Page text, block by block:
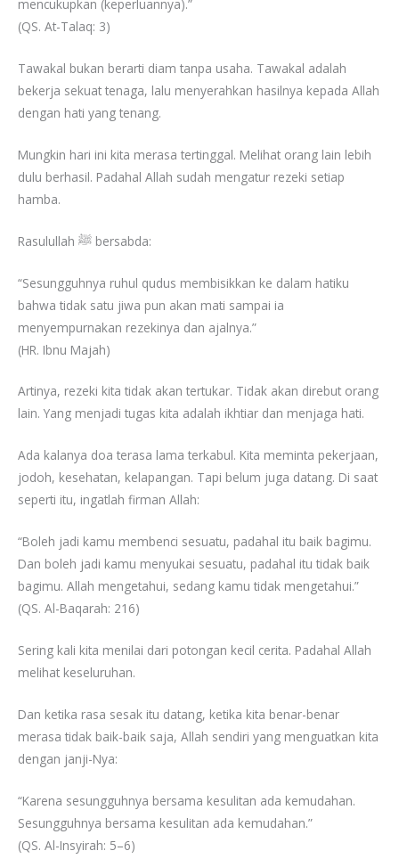
mencukupkan (keperluannya).”
(QS. At-Talaq: 3)
Tawakal bukan berarti diam tanpa usaha. Tawakal adalah
bekerja sekuat tenaga, lalu menyerahkan hasilnya kepada Allah
dengan hati yang tenang.
Mungkin hari ini kita merasa tertinggal. Melihat orang lain lebih
dulu berhasil. Padahal Allah sudah mengatur rezeki setiap
hamba.
Rasulullah ﷺ bersabda:
“Sesungguhnya ruhul qudus membisikkan ke dalam hatiku
bahwa tidak satu jiwa pun akan mati sampai ia
menyempurnakan rezekinya dan ajalnya.”
(HR. Ibnu Majah)
Artinya, rezeki kita tidak akan tertukar. Tidak akan direbut orang
lain. Yang menjadi tugas kita adalah ikhtiar dan menjaga hati.
Ada kalanya doa terasa lama terkabul. Kita meminta pekerjaan,
jodoh, kesehatan, kelapangan. Tapi belum juga datang. Di saat
seperti itu, ingatlah firman Allah:
“Boleh jadi kamu membenci sesuatu, padahal itu baik bagimu.
Dan boleh jadi kamu menyukai sesuatu, padahal itu tidak baik
bagimu. Allah mengetahui, sedang kamu tidak mengetahui.”
(QS. Al-Baqarah: 216)
Sering kali kita menilai dari potongan kecil cerita. Padahal Allah
melihat keseluruhan.
Dan ketika rasa sesak itu datang, ketika kita benar-benar
merasa tidak baik-baik saja, Allah sendiri yang menguatkan kita
dengan janji-Nya:
“Karena sesungguhnya bersama kesulitan ada kemudahan.
Sesungguhnya bersama kesulitan ada kemudahan.”
(QS. Al-Insyirah: 5–6)